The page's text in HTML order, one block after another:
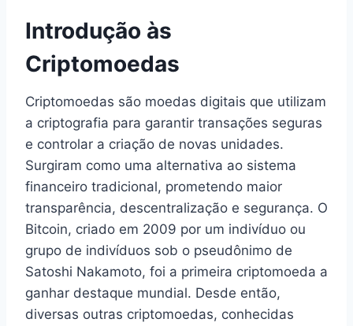
Introdução às
Criptomoedas
Criptomoedas são moedas digitais que utilizam
a criptografia para garantir transações seguras
e controlar a criação de novas unidades.
Surgiram como uma alternativa ao sistema
financeiro tradicional, prometendo maior
transparência, descentralização e segurança. O
Bitcoin, criado em 2009 por um indivíduo ou
grupo de indivíduos sob o pseudônimo de
Satoshi Nakamoto, foi a primeira criptomoeda a
ganhar destaque mundial. Desde então,
diversas outras criptomoedas, conhecidas